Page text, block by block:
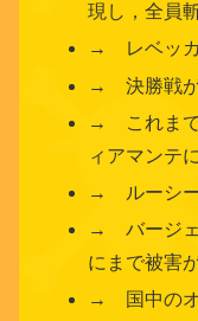
現し，全員
→ レベッカ
→ 決勝戦が
→ これまで
ィアマンテ
→ ルーシー
→ バージェ
にまで被害
→ 国中のオ